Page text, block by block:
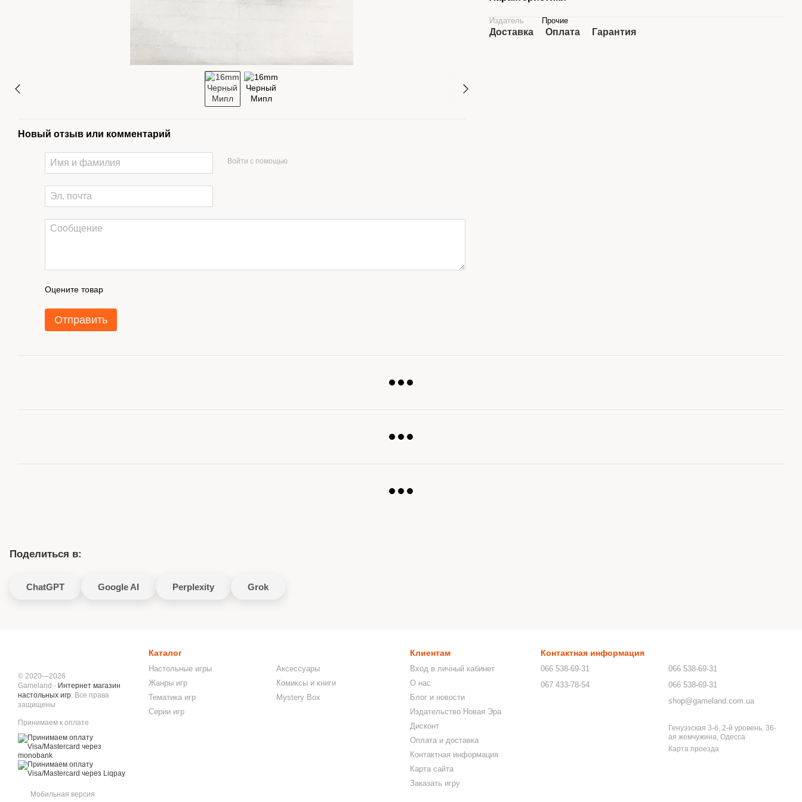
Новый отзыв или комментарий
Войти с помощью
Оцените товар
Отправить
Издатель Прочие
Доставка Оплата Гарантия
Поделиться в:
ChatGPT Google AI Perplexity Grok
© 2020—2026
Gameland - Интернет магазин
настольных игр. Все права
защищены
Принимаем к оплате
Мобильная версия
Каталог
Настольные игры
Жанры игр
Тематика игр
Серии игр
Аксессуары
Комиксы и книги
Mystery Box
Клиентам
Вход в личный кабинет
О нас
Блог и новости
Издательство Новая Эра
Дисконт
Оплата и доставка
Контактная информация
Карта сайта
Заказать игру
Контактная информация
066 538-69-31
067 433-78-54
066 538-69-31
066 538-69-31
shop@gameland.com.ua
Генуэзская 3-б, 2-й уровень, 36-
ая жемчужина, Одесса
Карта проезда